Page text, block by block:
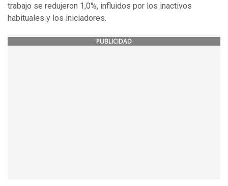
trabajo se redujeron 1,0%, influidos por los inactivos
habituales y los iniciadores.
PUBLICIDAD